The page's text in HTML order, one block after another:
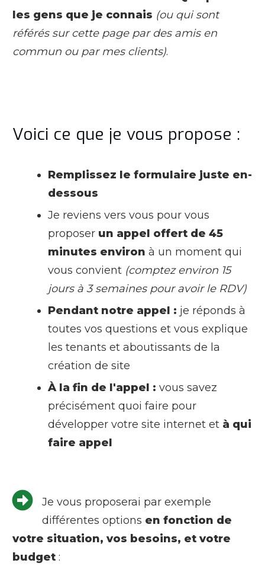
les gens que je connais (ou qui sont
référés sur cette page par des amis en
commun ou par mes clients).
Voici ce que je vous propose :
Remplissez le formulaire juste en-
dessous
Je reviens vers vous pour vous
proposer un appel offert de 45
minutes environ à un moment qui
vous convient (comptez environ 15
jours à 3 semaines pour avoir le RDV)
Pendant notre appel : je réponds à
toutes vos questions et vous explique
les tenants et aboutissants de la
création de site
À la fin de l'appel : vous savez
précisément quoi faire pour
développer votre site internet et à qui
faire appel
Je vous proposerai par exemple
différentes options en fonction de
votre situation, vos besoins, et votre
budget :